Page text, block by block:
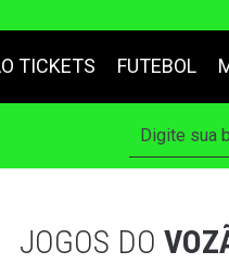
TICKETS FUTEBOL
JOGOS DO